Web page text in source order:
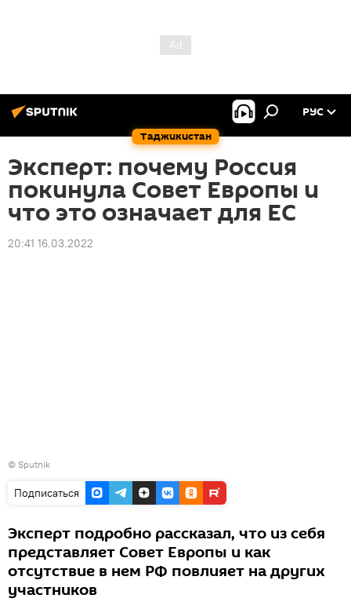
Таджикистан
РУС
Эксперт: почему Россия
покинула Совет Европы и
что это означает для ЕС
20:41 16.03.2022
© Sputnik
Подписаться
Эксперт подробно рассказал, что из себя
представляет Совет Европы и как
отсутствие в нем РФ повлияет на других
участников